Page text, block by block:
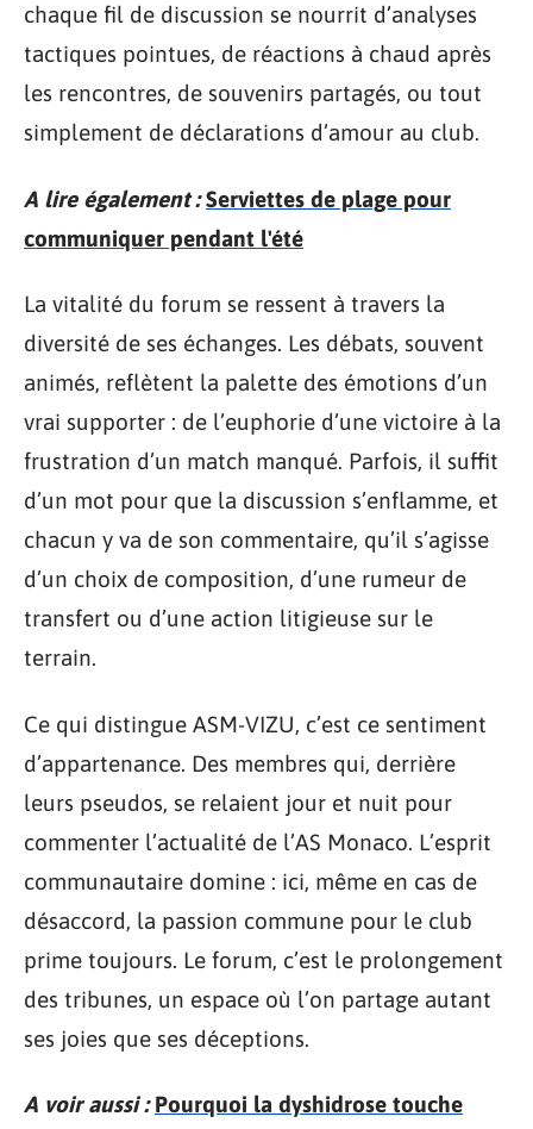
chaque fil de discussion se nourrit d’analyses
tactiques pointues, de réactions à chaud après
les rencontres, de souvenirs partagés, ou tout
simplement de déclarations d’amour au club.
A lire également : Serviettes de plage pour
communiquer pendant l'été
La vitalité du forum se ressent à travers la
diversité de ses échanges. Les débats, souvent
animés, reflètent la palette des émotions d’un
vrai supporter : de l’euphorie d’une victoire à la
frustration d’un match manqué. Parfois, il suffit
d’un mot pour que la discussion s’enflamme, et
chacun y va de son commentaire, qu’il s’agisse
d’un choix de composition, d’une rumeur de
transfert ou d’une action litigieuse sur le
terrain.
Ce qui distingue ASM-VIZU, c’est ce sentiment
d’appartenance. Des membres qui, derrière
leurs pseudos, se relaient jour et nuit pour
commenter l’actualité de l’AS Monaco. L’esprit
communautaire domine : ici, même en cas de
désaccord, la passion commune pour le club
prime toujours. Le forum, c’est le prolongement
des tribunes, un espace où l’on partage autant
ses joies que ses déceptions.
A voir aussi : Pourquoi la dyshidrose touche